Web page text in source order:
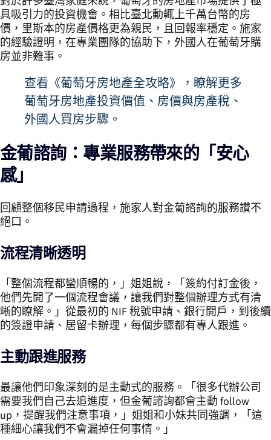
具吸引力的投資機會。相比臺北動輒上千萬台幣的房
價，里斯本的房產價格更為親民，且回報率穩定。施家
的經驗證明，在專業團隊的協助下，外國人在葡萄牙購
房並非難事。
查看《葡萄牙房地產全攻略》，瞭解更多
葡萄牙房地產投資價值、房價與房產稅、
外國人買房步驟。
金葡諮詢：專業服務帶來的「安心
感」
回顧整個移民申請過程，施家人對金葡諮詢的服務讚不
絕口。
流程清晰透明
「整個流程都蠻順暢的，」姐姐說，「簽約付訂金後，
他們先開了一個流程會議，讓我們對整個辦理方式有清
晰的瞭解。」從最初的 NIF 稅號申請、銀行開戶，到後續
的簽證申請、居留卡辦理，每個步驟都有專人跟進。
主動跟進服務
最讓他們印象深刻的是主動式的服務。「很多代辦公司
需要我們自己去追進度，但金葡諮詢都會主動 follow
up，提醒我們注意事項，」姐姐和小妹共同強調，「這
種細心讓我們不會漏掉任何事情。」